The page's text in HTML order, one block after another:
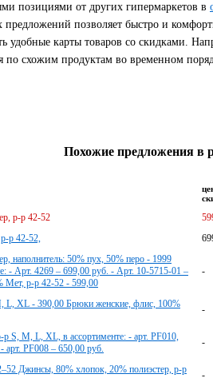
позициями от других гипермаркетов в
предложений позволяет быстро и
удобные карты товаров со скидками.
схожим продуктам во временном
Похожие предложения в
р-р 42-52
р 42-52,
наполнитель: 50% пух, 50% перо - 1999
- Арт. 4269 – 699,00 руб. - Арт. 10-5715-01 –
Мет, р-р 42-52 - 599,00
-
L, XL - 390,00 Брюки женские, флис, 100%
-
S, M, L, XL, в ассортименте: - арт. PF010,
PF008 – 650,00 руб.
-
Джинсы, 80% хлопок, 20% полиэстер, р-р
-